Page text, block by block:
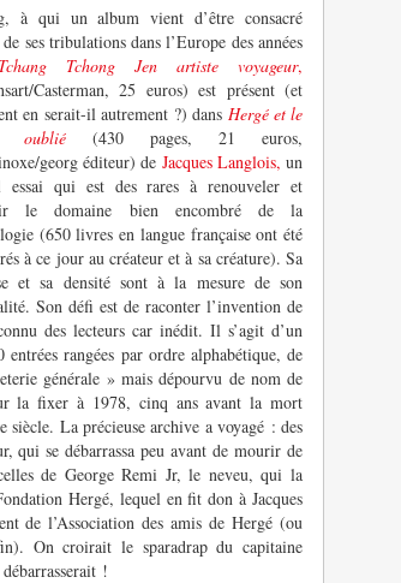
à qui un album vient d’être consacré
ses tribulations dans l’Europe des années
Tchang Tchong Jen artiste voyageur,
Casterman, 25 euros) est présent (et
en serait-il autrement ?) dans Hergé et le
oublié
(430 pages, 21 euros,
georg éditeur) de Jacques Langlois, un
essai qui est des rares à renouveler et
le domaine bien encombré de la
(650 livres en langue française ont été
à ce jour au créateur et à sa créature). Sa
et sa densité sont à la mesure de son
Son défi est de raconter l’invention de
des lecteurs car inédit. Il s’agit d’un
entrées rangées par ordre alphabétique, de
générale » mais dépourvu de nom de
la fixer à 1978, cinq ans avant la mort
La précieuse archive a voyagé : des
qui se débarrassa peu avant de mourir de
de George Remi Jr, le neveu, qui la
Hergé, lequel en fit don à Jacques
de l’Association des amis de Hergé (ou
On croirait le sparadrap du capitaine
!